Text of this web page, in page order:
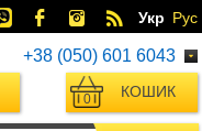
Укр Рус
+38 (050) 601 6043
КОШИК
0